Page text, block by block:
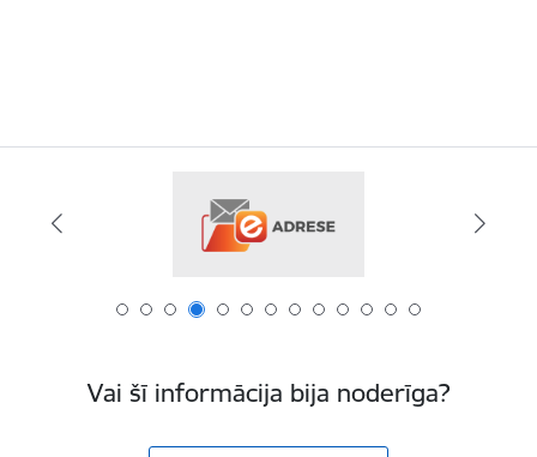
Vai šī informācija bija noderīga?